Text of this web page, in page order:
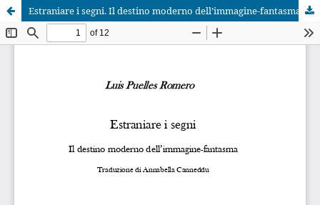
Estraniare i segni. Il destino moderno dell’immagine-fantasma